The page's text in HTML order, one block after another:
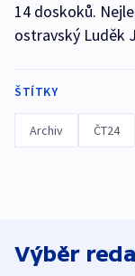
14 doskoků.
ostravský Luděk
ŠTÍTKY
Archiv ČT24
Výběr